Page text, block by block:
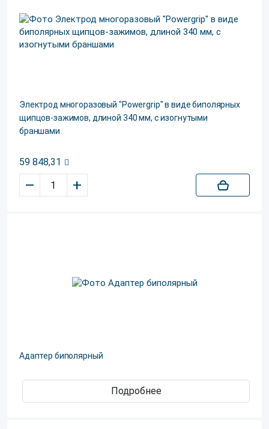
Электрод многоразовый "Powergrip" в виде биполярных
щипцов-зажимов, длиной 340 мм, с изогнутыми
браншами
59 848,31
– +
Адаптер биполярный
Подробнее